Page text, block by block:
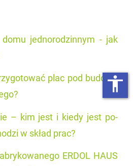
jed­no­ro­dzin­nym - jak
plac pod bu­do­wę
– kim jest i kiedy jest po­
w skład prac?
ERDOL HAUS
accessibility